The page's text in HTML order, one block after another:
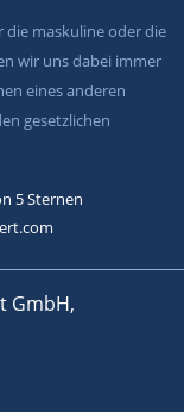
die maskuline oder die
wir uns dabei immer
eines anderen
gesetzlichen
5Sternen
GmbH,